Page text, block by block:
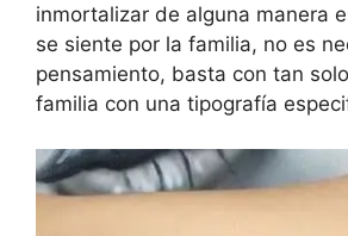
inmortalizar de alguna manera
se siente por la familia, no es
pensamiento, basta con tan
familia con una tipografía